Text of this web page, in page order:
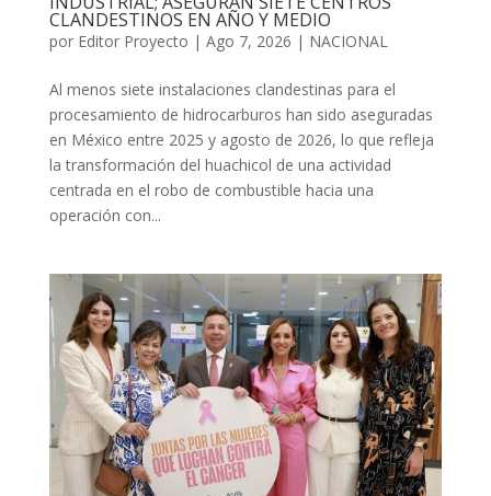
CLANDESTINOS EN AÑO Y MEDIO
por Editor Proyecto | Ago 7, 2026 | NACIONAL
Al menos siete instalaciones clandestinas para el
procesamiento de hidrocarburos han sido aseguradas
en México entre 2025 y agosto de 2026, lo que refleja
la transformación del huachicol de una actividad
centrada en el robo de combustible hacia una
operación con...